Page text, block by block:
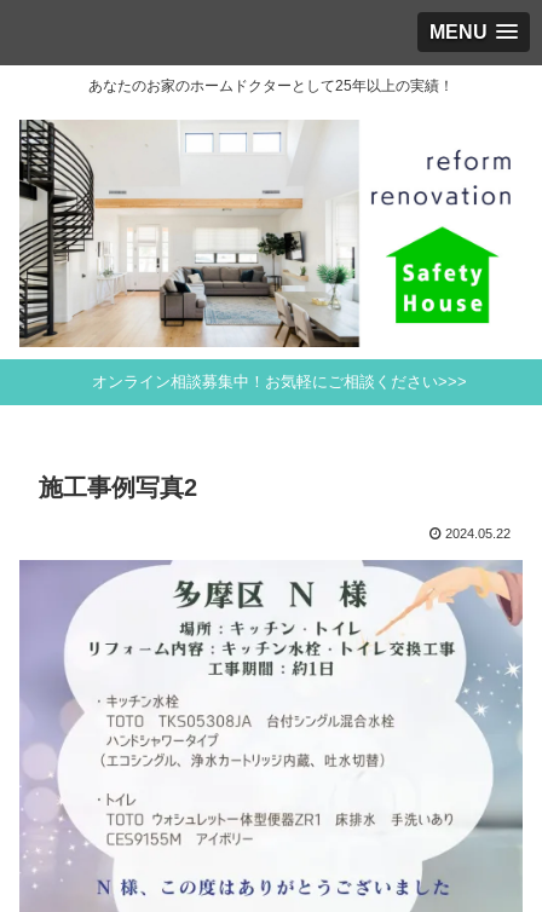
MENU
あなたのお家のホームドクターとして25年以上の実績！
オンライン相談募集中！お気軽にご相談ください>>>
施工事例写真2
2024.05.22